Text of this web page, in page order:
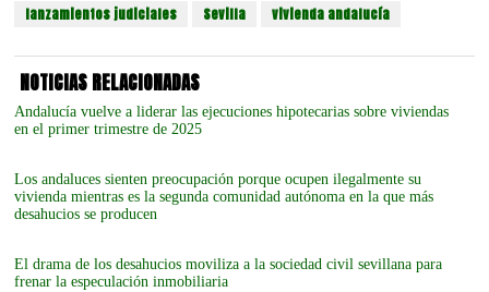
lanzamientos judiciales
Sevilla vivienda andalucía
NOTICIAS RELACIONADAS
Andalucía vuelve a liderar las ejecuciones hipotecarias sobre viviendas
en el primer trimestre de 2025
Los andaluces sienten preocupación porque ocupen ilegalmente su
vivienda mientras es la segunda comunidad autónoma en la que más
desahucios se producen
El drama de los desahucios moviliza a la sociedad civil sevillana para
frenar la especulación inmobiliaria